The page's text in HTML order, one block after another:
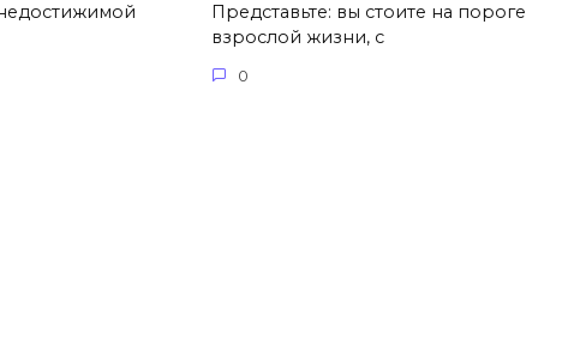
Представьте: вы стоите на пороге
взрослой жизни, с
0